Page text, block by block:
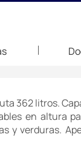
362 litros.
en altura
y verduras.